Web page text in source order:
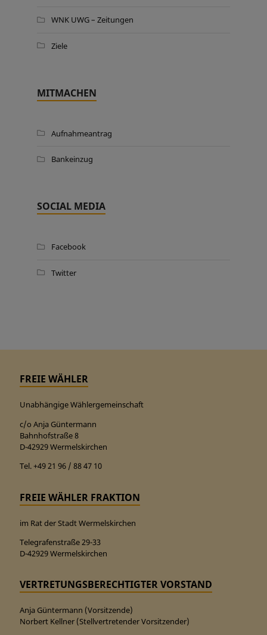
WNK UWG – Zeitungen
Ziele
MITMACHEN
Aufnahmeantrag
Bankeinzug
SOCIAL MEDIA
Facebook
Twitter
FREIE WÄHLER
Unabhängige Wählergemeinschaft
c/o Anja Güntermann
Bahnhofstraße 8
D-42929 Wermelskirchen
Tel. +49 21 96 / 88 47 10
FREIE WÄHLER FRAKTION
im Rat der Stadt Wermelskirchen
Telegrafenstraße 29-33
D-42929 Wermelskirchen
VERTRETUNGSBERECHTIGTER VORSTAND
Anja Güntermann (Vorsitzende)
Norbert Kellner (Stellvertretender Vorsitzender)